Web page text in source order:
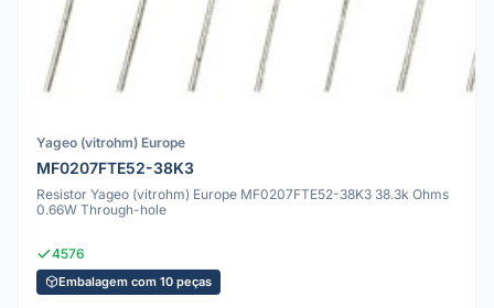
Yageo (vitrohm) Europe
MF0207FTE52-38K3
Resistor Yageo (vitrohm) Europe MF0207FTE52-38K3 38.3k Ohms
0.66W Through-hole
4576
Embalagem com 10 peças